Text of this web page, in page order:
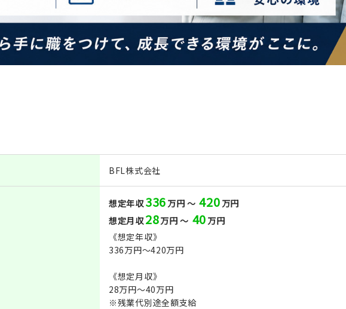
BFL株式会社
想定年収336 万円 ～ 420 万円
想定月収28万円 ～ 40 万円
《想定年収》
336万円～420万円
《想定月収》
28万円～40万円
※残業代別途全額支給